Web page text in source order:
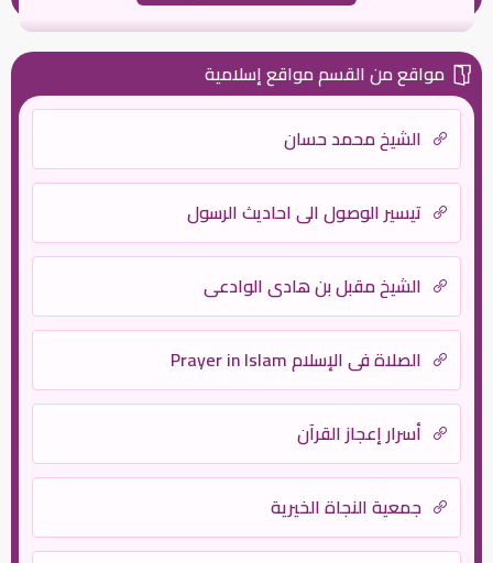
مواقع من القسم مواقع إسلامية
الشيخ محمد حسان
تيسير الوصول الى احاديث الرسول
الشيخ مقبل بن هادي الوادعي
الصلاة في الإسلام Prayer in Islam
أسرار إعجاز القرآن
جمعية النجاة الخيرية